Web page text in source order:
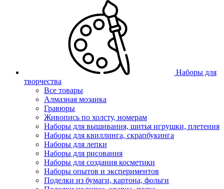
Наборы для
творчества
Все товары
Алмазная мозаика
Гравюры
Живопись по холсту, номерам
Наборы для вышивания, шитья игрушки, плетения
Наборы для квиллинга, скрапбукинга
Наборы для лепки
Наборы для рисования
Наборы для создания косметики
Наборы опытов и экспериментов
Поделки из бумаги, картона, фольги